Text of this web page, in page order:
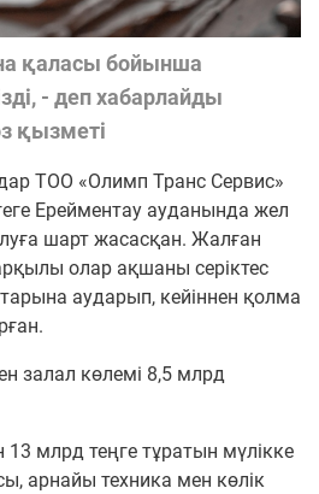
қаласы бойынша
- деп хабарлайды
қызметі
ТОО «Олимп Транс Сервис»
Ерейментау ауданында жел
шарт жасасқан. Жалған
олар ақшаны серіктес
аударып, кейіннен қолма
залал көлемі 8,5 млрд
млрд теңге тұратын мүлікке
арнайы техника мен көлік